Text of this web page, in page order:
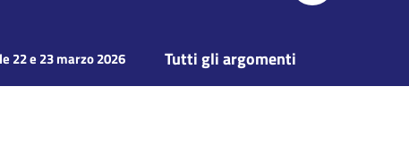
22 e 23 marzo 2026 Tutti gli argomenti